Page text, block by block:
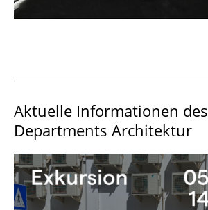
Aktuelle Informationen des
Departments Architektur